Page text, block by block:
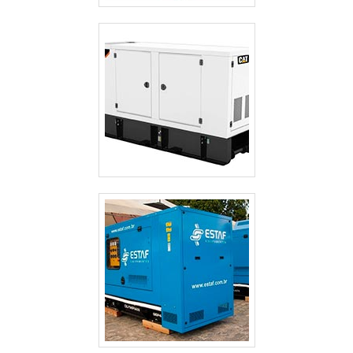
ALUGUEL DE GERADOR DE ENERGIA VALOR GUARULHOS
ALUGUEL DE GERADOR DE ENERGIA SP
ALUGUEL DE GERADOR DE ENERGIA PREÇO SÃO PAULO
ALUGUEL DE GERADOR DE ENERGIA PREÇO GUARULHOS
ALUGUEL DE GERADOR DE ENERGIA PARA FESTAS PREÇO SÃO PAULO
ALUGUEL DE GERADOR DE ENERGIA GUARULHOS
ALUGUEL DE GERADOR DE ENERGIA EM SÃO JOSE DOS CAMPOS
ALUGUEL DE GERADOR DE ENERGIA EM GUARULHOS
ALUGUEL DE GERADOR DE ENERGIA ELÉTRICA
ALUGUEL DE GERADOR DE ENERGIA DE PEQUENO PORTE
ALUGUEL DE GERADOR DE ENERGIA CAMPINAS
ALUGUEL DE GERADOR DE ENERGIA A DIESEL
ALUGUEL DE GERADOR DE ENERGIA A DIESEL SÃO PAULO
ALUGUEL DE GERADOR DE EMERGÊNCIA
ALUGUEL DE GERADOR DE EMERGÊNCIA GUARULHOS
ALUGUEL DE GERADOR 500 KVA